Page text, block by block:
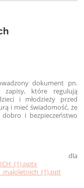
dokument pn.
zapisy, które regulują
i młodzieży przed
i mieć świadomość, że
i bezpieczeństwo
dla